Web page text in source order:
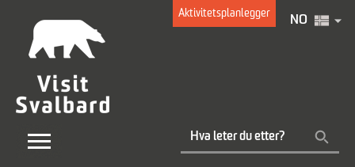
Aktivitetsplanlegger
NO